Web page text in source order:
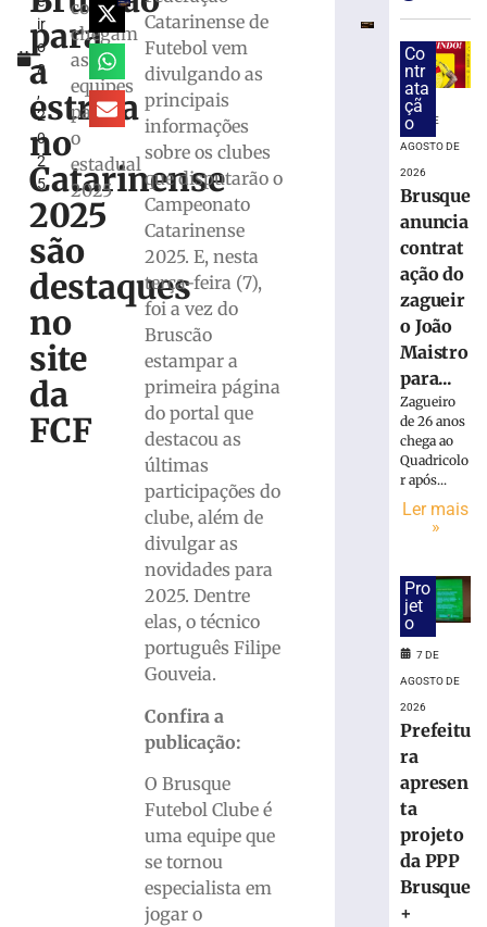
ir
o
8
,
2
0
2
5
para
a
estreia
no
Catarinense
2025
são
destaques
no
site
da
FCF
como
chegam
as
equipes
para
o
estadual
2025
Catarinense de
Futebol vem
divulgando as
principais
informações
sobre os clubes
que disputarão o
Campeonato
Catarinense
2025. E, nesta
terça-feira (7),
foi a vez do
Bruscão
estampar a
primeira página
do portal que
destacou as
últimas
participações do
clube, além de
divulgar as
novidades para
2025. Dentre
elas, o técnico
português Filipe
Gouveia.
Confira a
publicação:
O Brusque
Futebol Clube é
uma equipe que
se tornou
especialista em
jogar o
zagueiro
Maistro
para
Série
agosto
casa,
ABEL
Vôlei
estreia
hoje
Campeonato
Estadual
agosto
Bruscão
trabalha
organização
defensiva
Co
ntr
ata
çã
o
7 DE
AGOSTO DE
2026
Brusque
anuncia
contrat
ação do
zagueir
o João
Maistro
para...
Zagueiro
de 26 anos
chega ao
Quadricolo
r após...
Ler mais
»
Pro
jet
o
7 DE
AGOSTO DE
2026
Prefeitu
ra
apresen
ta
projeto
da PPP
Brusque
+